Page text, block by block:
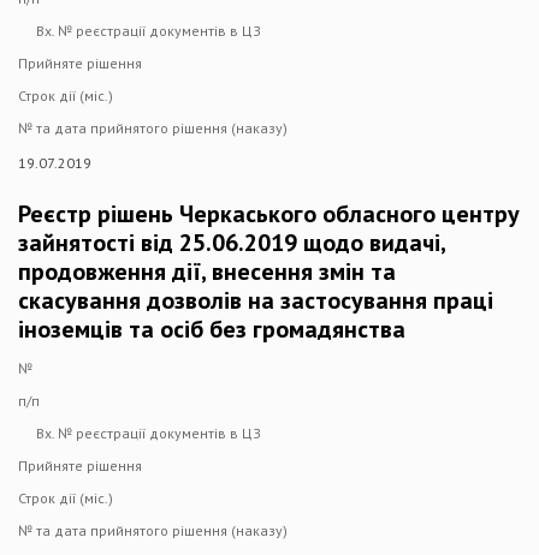
Вх. № реєстрації документів в ЦЗ
Прийняте рішення
Строк дії (міс.)
№ та дата прийнятого рішення (наказу)
19.07.2019
Реєстр рішень Черкаського обласного центру
зайнятості від 25.06.2019 щодо видачі,
продовження дії, внесення змін та
скасування дозволів на застосування праці
іноземців та осіб без громадянства
№
п/п
Вх. № реєстрації документів в ЦЗ
Прийняте рішення
Строк дії (міс.)
№ та дата прийнятого рішення (наказу)